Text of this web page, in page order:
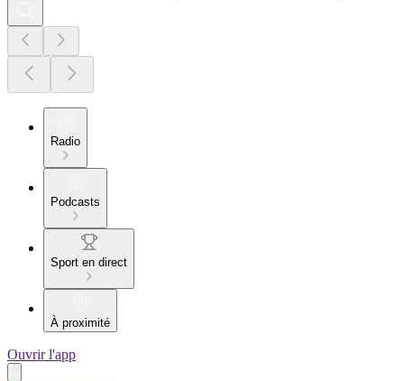
Radio
Podcasts
Sport en direct
À proximité
Ouvrir l'app